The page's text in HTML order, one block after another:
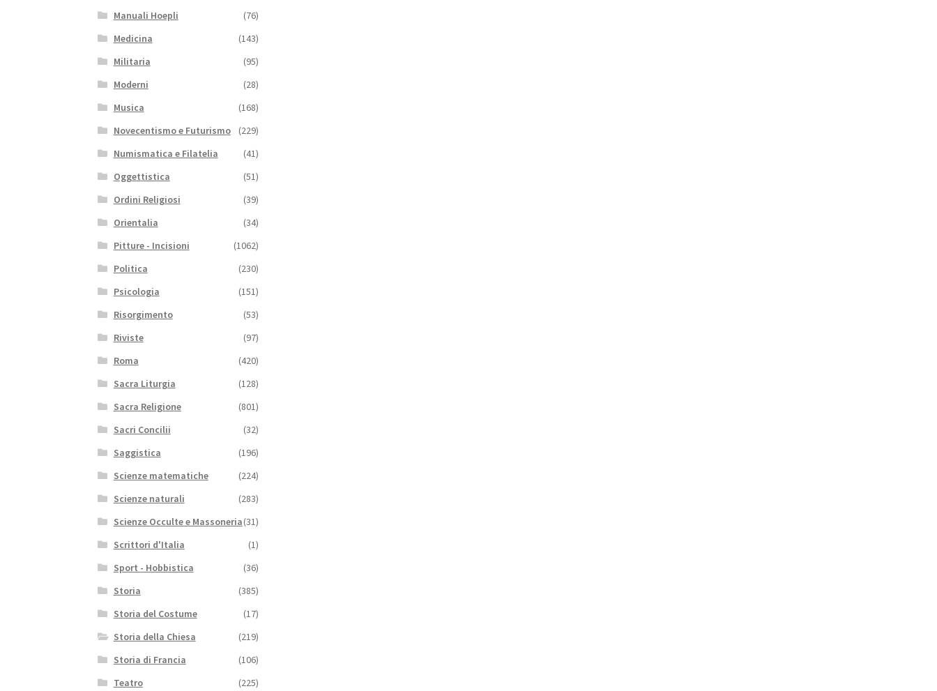
Manuali Hoepli
(76)
Medicina
(143)
Militaria
(95)
Moderni
(28)
Musica
(168)
Novecentismo e Futurismo
(229)
Numismatica e Filatelia
(41)
Oggettistica
(51)
Ordini Religiosi
(39)
Orientalia
(34)
Pitture - Incisioni
(1062)
Politica
(230)
Psicologia
(151)
Risorgimento
(53)
Riviste
(97)
Roma
(420)
Sacra Liturgia
(128)
Sacra Religione
(801)
Sacri Concilii
(32)
Saggistica
(196)
Scienze matematiche
(224)
Scienze naturali
(283)
Scienze Occulte e Massoneria(31)
Scrittori d'Italia
(1)
Sport - Hobbistica
(36)
Storia
(385)
Storia del Costume
(17)
Storia della Chiesa
(219)
Storia di Francia
(106)
Teatro
(225)